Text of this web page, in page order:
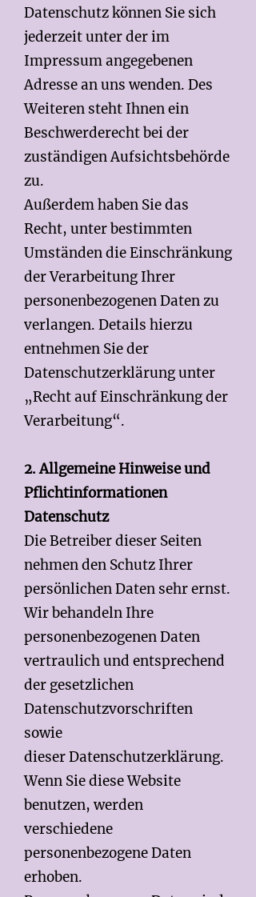
Datenschutz können Sie sich
jederzeit unter der im
Impressum angegebenen
Adresse an uns wenden. Des
Weiteren steht Ihnen ein
Beschwerderecht bei der
zuständigen Aufsichtsbehörde
zu.
Außerdem haben Sie das
Recht, unter bestimmten
Umständen die Einschränkung
der Verarbeitung Ihrer
personenbezogenen Daten zu
verlangen. Details hierzu
entnehmen Sie der
Datenschutzerklärung unter
„Recht auf Einschränkung der
Verarbeitung“.
2. Allgemeine Hinweise und
Pflichtinformationen
Datenschutz
Die Betreiber dieser Seiten
nehmen den Schutz Ihrer
persönlichen Daten sehr ernst.
Wir behandeln Ihre
personenbezogenen Daten
vertraulich und entsprechend
der gesetzlichen
Datenschutzvorschriften
sowie
dieser Datenschutzerklärung.
Wenn Sie diese Website
benutzen, werden
verschiedene
personenbezogene Daten
erhoben.